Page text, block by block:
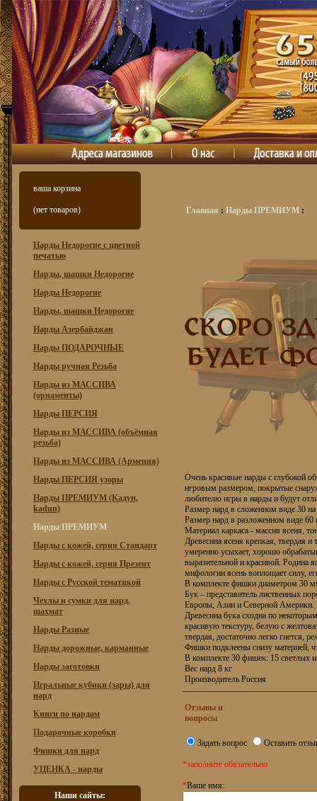
ваша корзина
(нет товаров)
Нарды Недорогие с цветной
печатью
Нарды, шашки Недорогие
Нарды Недорогие
Нарды, шашки Недорогие
Нарды Азербайджан
Нарды ПОДАРОЧНЫЕ
Нарды ручная Резьба
Нарды из МАССИВА
(орнаменты)
Нарды ПЕРСИЯ
Нарды из МАССИВА (объёмная
резьба)
Нарды из МАССИВА (Армения)
Нарды ПЕРСИЯ узоры
Нарды ПРЕМИУМ (Кадун,
kadun)
Нарды ПРЕМИУМ
Нарды с кожей, серия Стандарт
Нарды с кожей, серия Презент
Нарды с Русской тематикой
Чехлы и сумки для нард,
шахмат
Нарды Разные
Нарды дорожные, карманные
Нарды заготовки
Игральные кубики (зары) для
нард
Книги по нардам
Подарочные коробки
Фишки для нард
УЦЕНКА - нарды
Наши сайты:
Главная : Нарды ПРЕМИУМ :
Очень красивые нарды с глубокой
игровым размером, покрытые
любителю игры в нарды и будут
Размер нард в сложенном виде 30
Размер нард в разложенном виде 60
Материал каркаса - массив ясеня,
Древесина ясеня крепкая, твердая
умеренно усыхает, хорошо
выразительной и красивой. Родина
мифологии ясень воплощает силу,
В комплекте фишки диаметром 30
Бук – представитель лиственных
Европы, Азии и Северной Америки.
Древесина бука сходна по
красивую текстуру, белую с
твердая, достаточно легко гнется,
Фишки подклеены снизу материей,
В комплекте 30 фишек: 15 светлых
Вес нард 8 кг
Производитель Россия
Отзывы и
вопросы
Задать вопрос Оставить
*заполните обязательно
*Ваше имя: